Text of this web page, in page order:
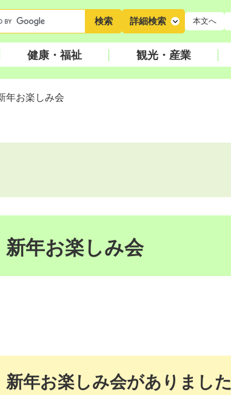
詳細検索 本文へ
健康・福祉 観光・産業
年お楽しみ会
新年お楽しみ会
新年お楽しみ会がありました